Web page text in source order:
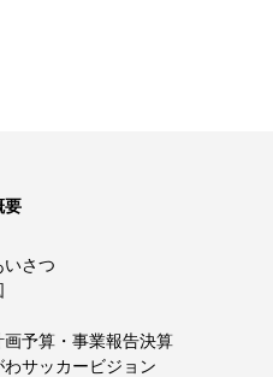
要
いさつ
画予算・事業報告決算
わサッカービジョン